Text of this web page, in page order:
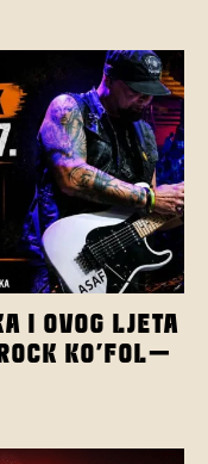
I OVOG LJETA
KO’FOL-